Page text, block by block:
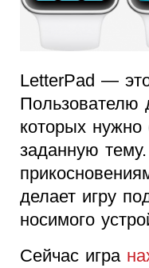
LetterPad —
Пользователю
которых нужно
заданную
делает игру
носимого
Сейчас игра